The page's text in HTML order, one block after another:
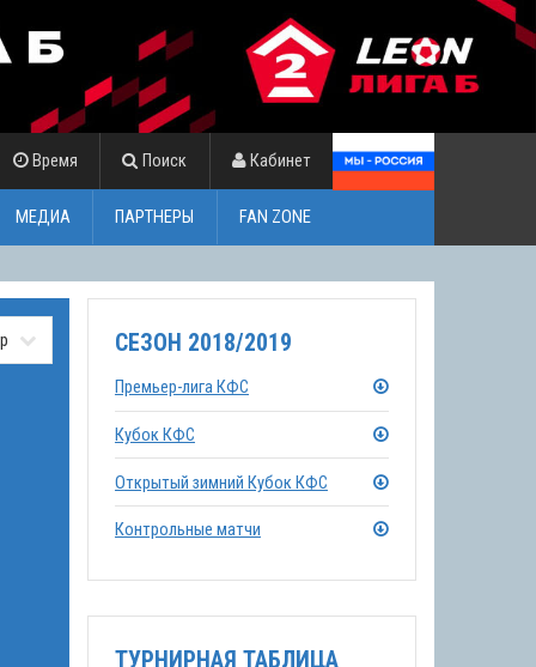
Время Поиск Кабинет
МЕДИА ПАРТНЕРЫ FAN ZONE
СЕЗОН 2018/2019
Премьер-лига КФС
Кубок КФС
Открытый зимний Кубок КФС
Контрольные матчи
ТУРНИРНАЯ ТАБЛИЦА